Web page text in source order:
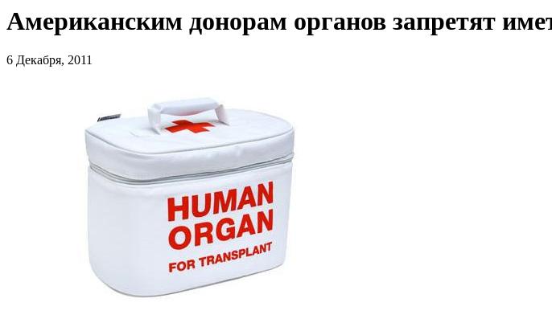
Американским донорам органов запретят
6 Декабря, 2011